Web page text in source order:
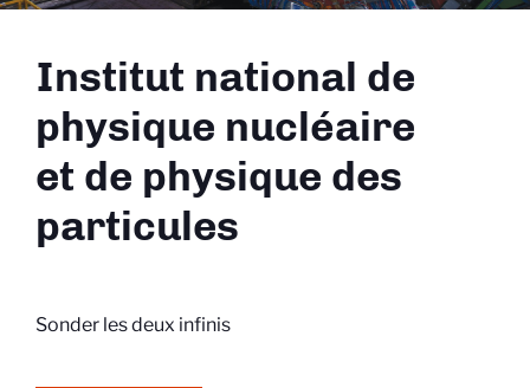
Institut national de
physique nucléaire
et de physique des
particules
Sonder les deux infinis